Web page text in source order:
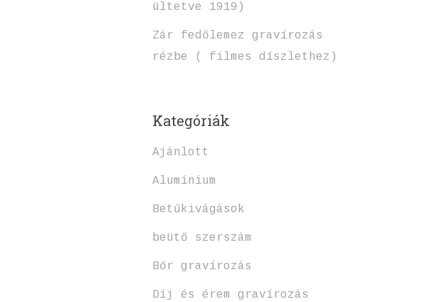
ültetve 1919)
Zár fedőlemez gravírozás
rézbe ( filmes díszlethez)
Kategóriák
Ajánlott
Alumínium
Betűkivágások
beütő szerszám
Bőr gravírozás
Díj és érem gravírozás